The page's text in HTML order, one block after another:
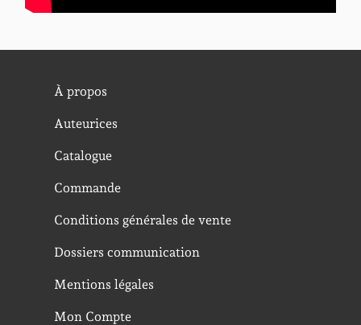
À propos
Auteurices
Catalogue
Commande
Conditions générales de vente
Dossiers communication
Mentions légales
Mon Compte